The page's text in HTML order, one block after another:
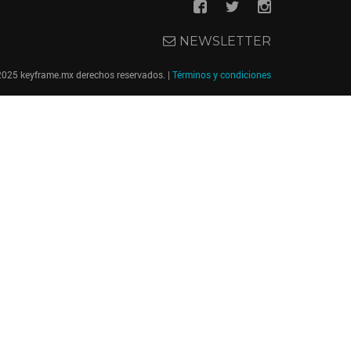
NEWSLETTER
keyframe.mx derechos reservados. | Términos y condiciones